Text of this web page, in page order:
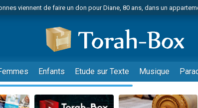
viennent de faire un don pour Diane, 80 ans, dans un
viennent de nous rejoindre sur WhatsApp
viennent de faire un don pour Reloger Rivka, 6 enfants, victime
viennent de faire un don pour 1 Journée de Vacances Pour les
viennent de demander une bénédiction
viennent de nous rejoindre sur WhatsApp
Enfants Etude sur Texte Musique